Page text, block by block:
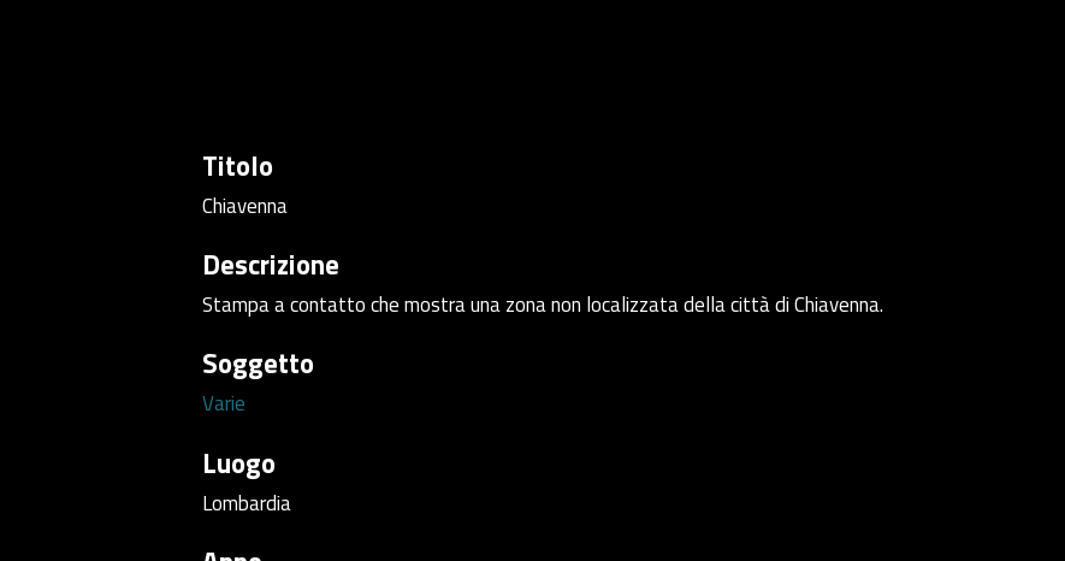
Titolo
Chiavenna
Descrizione
Stampa a contatto che mostra una zona non localizzata della città di Chiavenna.
Soggetto
Varie
Luogo
Lombardia